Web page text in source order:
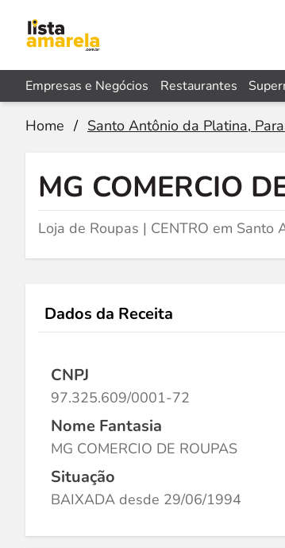
Empresas e Negócios Restaurantes
Home / Santo Antônio da Platina,
MG COMERCIO
Loja de Roupas | CENTRO em Santo
Dados da Receita
CNPJ
97.325.609/0001-72
Nome Fantasia
MG COMERCIO DE ROUPAS
Situação
BAIXADA desde 29/06/1994